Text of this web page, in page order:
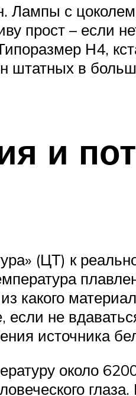
Лампы с
прост – если
Н4,
штатных в
и
(ЦТ) к
не
источника
около